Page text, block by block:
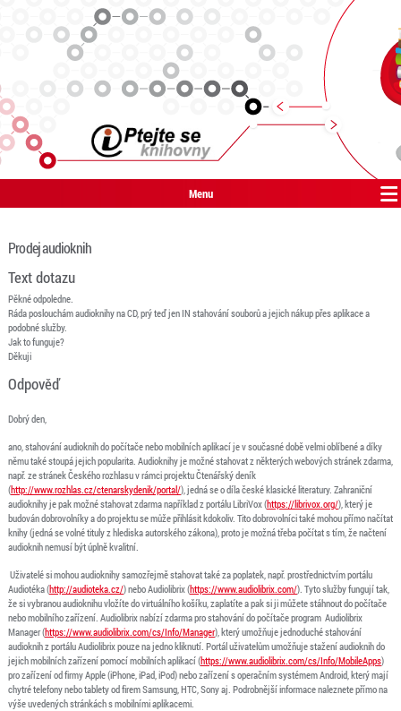
Menu
Prodej audioknih
Text dotazu
Pěkné odpoledne.
Ráda poslouchám audioknihy na CD, prý teď jen IN stahování souborů a jejich nákup přes aplikace a
podobné služby.
Jak to funguje?
Děkuji
Odpověď
Dobrý den,
ano, stahování audioknih do počítače nebo mobilních aplikací je v současné době velmi oblíbené a díky
němu také stoupá jejich popularita. Audioknihy je možné stahovat z některých webových stránek zdarma,
např. ze stránek Českého rozhlasu v rámci projektu Čtenářský deník
(http://www.rozhlas.cz/ctenarskydenik/portal/), jedná se o díla české klasické literatury. Zahraniční
audioknihy je pak možné stahovat zdarma například z portálu LibriVox (https://librivox.org/), který je
budován dobrovolníky a do projektu se může přihlásit kdokoliv. Tito dobrovolníci také mohou přímo načítat
knihy (jedná se volné tituly z hlediska autorského zákona), proto je možná třeba počítat s tím, že načtení
audioknih nemusí být úplně kvalitní.
Uživatelé si mohou audioknihy samozřejmě stahovat také za poplatek, např. prostřednictvím portálu
Audiotéka (http://audioteka.cz/) nebo Audiolibrix (https://www.audiolibrix.com/). Tyto služby fungují tak,
že si vybranou audioknihu vložíte do virtuálního košíku, zaplatíte a pak si ji můžete stáhnout do počítače
nebo mobilního zařízení. Audiolibrix nabízí zdarma pro stahování do počítače program Audiolibrix
Manager (https://www.audiolibrix.com/cs/Info/Manager), který umožňuje jednoduché stahování
audioknih z portálu Audiolibrix pouze na jedno kliknutí. Portál uživatelům umožňuje stažení audioknih do
jejich mobilních zařízení pomocí mobilních aplikací (https://www.audiolibrix.com/cs/Info/MobileApps)
pro zařízení od firmy Apple (iPhone, iPad, iPod) nebo zařízení s operačním systémem Android, který mají
chytré telefony nebo tablety od firem Samsung, HTC, Sony aj. Podrobnější informace naleznete přímo na
výše uvedených stránkách s mobilními aplikacemi.